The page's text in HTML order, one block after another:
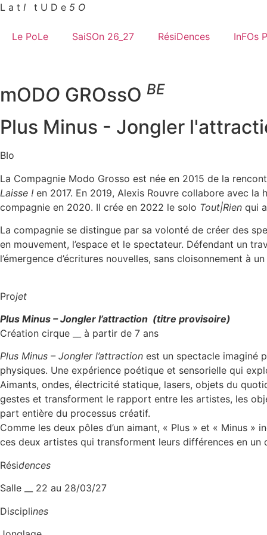
Aller
contenu
L a t I t U D e 5 O
Le PoLe SaiSOn 26_27 RésiDences InFOs
mODO GROssO BE
Plus Minus - Jongler
BIo
La Compagnie Modo Grosso est née en 2015 de la
Laisse ! en 2017. En 2019, Alexis Rouvre collabore avec
compagnie en 2020. Il crée en 2022 le solo Tout|Rien qui
La compagnie se distingue par sa volonté de créer des
en mouvement, l’espace et le spectateur. Défendant un
l’émergence d’écritures nouvelles, sans cloisonnement à
Projet
Plus Minus – Jongler l’attraction (titre provisoire)
Création cirque __ à partir de 7 ans
Plus Minus – Jongler l’attraction est un spectacle imaginé
physiques. Une expérience poétique et sensorielle qui
Aimants, ondes, électricité statique, lasers, objets du
gestes et transforment le rapport entre les artistes, les
part entière du processus créatif.
Comme les deux pôles d’un aimant, « Plus » et « Minus
ces deux artistes qui transforment leurs différences en
Résidences
Salle __ 22 au 28/03/27
Disciplines